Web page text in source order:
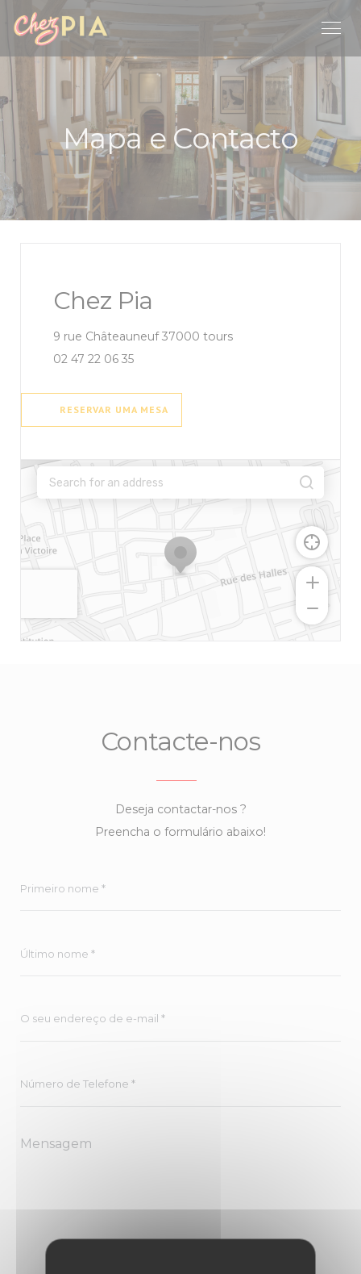
Painel de Gerenciamento de Cookies
Mapa e Contacto
Chez Pia
9 rue Châteauneuf 37000 tours((abre numa nova
02 47 22 06 35
RESERVAR UMA MESA
Contacte-nos
Deseja contactar-nos ?
Preencha o formulário abaixo!